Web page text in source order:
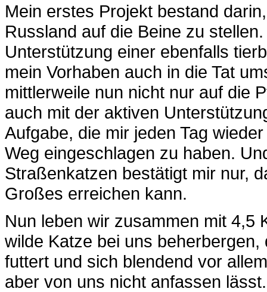
Mein erstes Projekt bestand
Russland auf die Beine zu
Unterstützung einer ebenfalls
mein Vorhaben auch in die Tat
mittlerweile nun nicht nur auf die
auch mit der aktiven
Aufgabe, die mir jeden Tag
Weg eingeschlagen zu haben.
Straßenkatzen bestätigt mir nur,
Großes erreichen kann.
Nun leben wir zusammen mit 4,5
wilde Katze bei uns
futtert und sich blendend vor
aber von uns nicht anfassen lässt.